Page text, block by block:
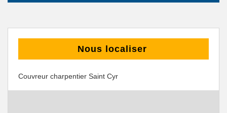
Nous localiser
Couvreur charpentier Saint Cyr